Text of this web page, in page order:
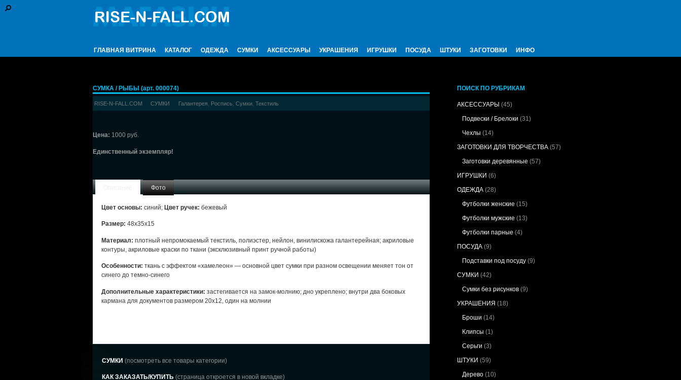
ГЛАВНАЯ ВИТРИНА КАТАЛОГ ОДЕЖДА СУМКИ АКСЕССУАРЫ УКРАШЕНИЯ ИГРУШКИ ПОСУДА ШТУКИ ЗАГОТОВКИ ИНФО
СУМКА / РЫБЫ (арт. 000074)
RISE-N-FALL.COM СУМКИ Галантерея Роспись, Сумки, Текстиль
Цена: 1000 руб.
Единственный экземпляр!
Фото
Цвет основы: синий; Цвет ручек: бежевый
Размер: 48x35x15
Материал: плотный непромокаемый текстиль, полиэстер, нейлон, винилискожа галантерейная; акриловые
контуры, акриловые краски по ткани (эксклюзивный принт ручной работы)
Особенности: ткань с эффектом «хамелеон» — основной цвет сумки при разном освещении меняет тон от
синего до темно-синего
Дополнительные характеристики: застегивается на замок-молнию; дно укреплено; внутри два боковых
кармана для документов размером 20х12, один на молнии
СУМКИ (посмотреть все товары категории)
КАК ЗАКАЗАТЬ/КУПИТЬ (страница откроется в новой вкладке)
ПОИСК ПО РУБРИКАМ
АКСЕССУАРЫ (45)
Подвески / Брелоки (31)
Чехлы (14)
ЗАГОТОВКИ ДЛЯ ТВОРЧЕСТВА(57)
Заготовки деревянные (57)
ИГРУШКИ (6)
ОДЕЖДА(28)
Футболки женские (15)
Футболки мужские (13)
Футболки парные (4)
ПОСУДА(9)
Подставки под посуду(9)
СУМКИ (42)
Сумки без рисунков(9)
УКРАШЕНИЯ (18)
Броши (14)
Клипсы (1)
Серьги (3)
ШТУКИ (59)
Дерево(10)